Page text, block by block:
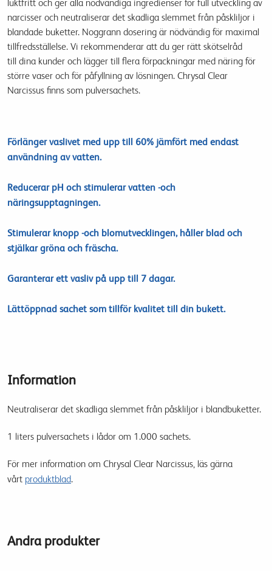
luktfritt och ger alla nödvändiga ingredienser för full utveckling av
narcisser och neutraliserar det skadliga slemmet från påskliljor i
blandade buketter. Noggrann dosering är nödvändig för maximal
tillfredsställelse. Vi rekommenderar att du ger rätt skötselråd
till dina kunder och lägger till flera förpackningar med näring för
större vaser och för påfyllning av lösningen. Chrysal Clear
Narcissus finns som pulversachets.
Förlänger vaslivet med upp till 60% jämfört med endast
användning av vatten.
Reducerar pH och stimulerar vatten -och
näringsupptagningen.
Stimulerar knopp -och blomutvecklingen, håller blad och
stjälkar gröna och fräscha.
Garanterar ett vasliv på upp till 7 dagar.
Lättöppnad sachet som tillför kvalitet till din bukett.
Information
Neutraliserar det skadliga slemmet från påskliljor i blandbuketter.
1 liters pulversachets i lådor om 1.000 sachets.
För mer information om Chrysal Clear Narcissus, läs gärna
vårt produktblad.
Andra produkter